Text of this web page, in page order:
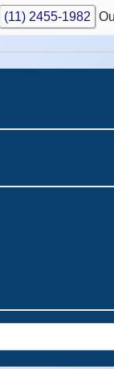
(11) 2455-1982